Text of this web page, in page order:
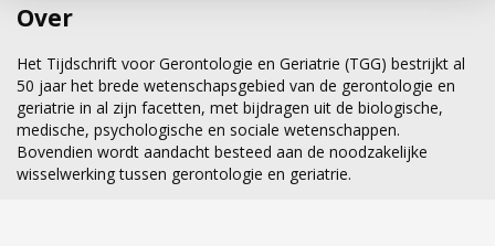
aspects of cognitive assessment
Maastricht, 29 april 2009, 203 p, ISBN 978 90
7557 938 3. Promotor was prof.dr. F.R.J. Verhey.
Vibrerende zooltjes kunnen
de balans verbeteren
Over
Het Tijdschrift voor Gerontologie en Geriatrie (TGG) bestrijkt al
50 jaar het brede wetenschapsgebied van de gerontologie en
geriatrie in al zijn facetten, met bijdragen uit de biologische,
medische, psychologische en sociale wetenschappen.
Bovendien wordt aandacht besteed aan de noodzakelijke
wisselwerking tussen gerontologie en geriatrie.